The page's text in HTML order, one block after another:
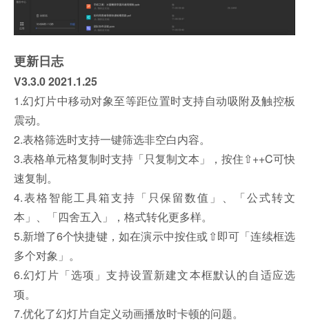
更新日志
V3.3.0 2021.1.25
1.幻灯片中移动对象至等距位置时支持自动吸附及触控板
震动。
2.表格筛选时支持一键筛选非空白内容。
3.表格单元格复制时支持「只复制文本」，按住⇧++C可快
速复制。
4.表格智能工具箱支持「只保留数值」、「公式转文
本」、「四舍五入」，格式转化更多样。
5.新增了6个快捷键，如在演示中按住或⇧即可「连续框选
多个对象」。
6.幻灯片「选项」支持设置新建文本框默认的自适应选
项。
7.优化了幻灯片自定义动画播放时卡顿的问题。